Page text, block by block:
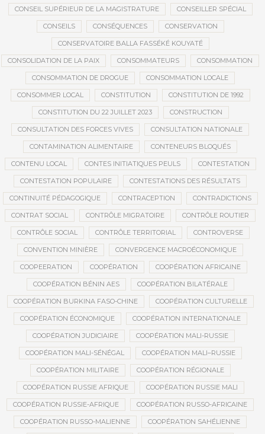
CONSEIL SUPÉRIEUR DE LA MAGISTRATURE CONSEILLER SPÉCIAL
CONSEILS CONSÉQUENCES CONSERVATION
CONSERVATOIRE BALLA FASSÉKÉ KOUYATÉ
CONSOLIDATION DE LA PAIX CONSOMMATEURS CONSOMMATION
CONSOMMATION DE DROGUE CONSOMMATION LOCALE
CONSOMMER LOCAL CONSTITUTION CONSTITUTION DE 1992
CONSTITUTION DU 22 JUILLET 2023 CONSTRUCTION
CONSULTATION DES FORCES VIVES CONSULTATION NATIONALE
CONTAMINATION ALIMENTAIRE CONTENEURS BLOQUÉS
CONTENU LOCAL CONTES INITIATIQUES PEULS CONTESTATION
CONTESTATION POPULAIRE CONTESTATIONS DES RÉSULTATS
CONTINUITÉ PÉDAGOGIQUE CONTRACEPTION CONTRADICTIONS
CONTRAT SOCIAL CONTRÔLE MIGRATOIRE CONTRÔLE ROUTIER
CONTRÔLE SOCIAL CONTRÔLE TERRITORIAL CONTROVERSE
CONVENTION MINIÈRE CONVERGENCE MACROÉCONOMIQUE
COOPEERATION COOPÉRATION COOPÉRATION AFRICAINE
COOPÉRATION BÉNIN AES COOPÉRATION BILATÉRALE
COOPÉRATION BURKINA FASO-CHINE COOPÉRATION CULTURELLE
COOPÉRATION ÉCONOMIQUE COOPÉRATION INTERNATIONALE
COOPÉRATION JUDICIAIRE COOPÉRATION MALI-RUSSIE
COOPÉRATION MALI-SÉNÉGAL COOPÉRATION MALI–RUSSIE
COOPÉRATION MILITAIRE COOPÉRATION RÉGIONALE
COOPÉRATION RUSSIE AFRIQUE COOPÉRATION RUSSIE MALI
COOPÉRATION RUSSIE-AFRIQUE COOPÉRATION RUSSO-AFRICAINE
COOPÉRATION RUSSO-MALIENNE COOPÉRATION SAHÉLIENNE